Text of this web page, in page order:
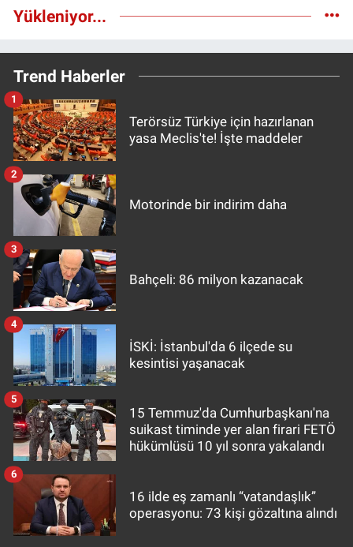
Yükleniyor...
Trend Haberler
Terörsüz Türkiye için hazırlanan
yasa Meclis'te! İşte maddeler
1
Motorinde bir indirim daha
2
Bahçeli: 86 milyon kazanacak
3
İSKİ: İstanbul'da 6 ilçede su
kesintisi yaşanacak
4
15 Temmuz'da Cumhurbaşkanı'na
suikast timinde yer alan firari FETÖ
hükümlüsü 10 yıl sonra yakalandı
5
16 ilde eş zamanlı “vatandaşlık”
operasyonu: 73 kişi gözaltına alındı
6